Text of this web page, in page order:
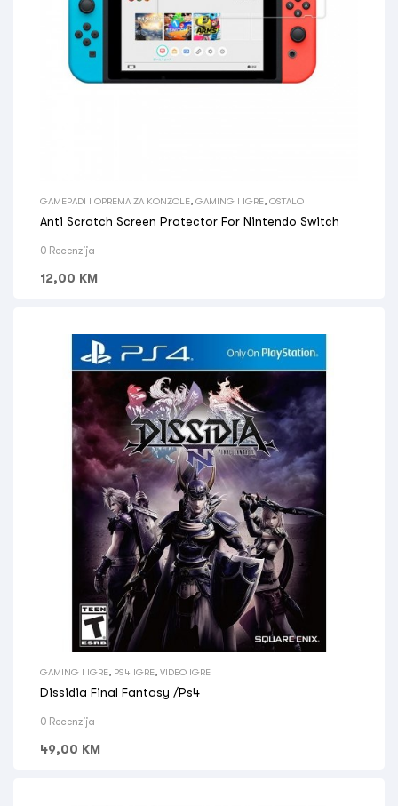
GAMEPADI I OPREMA ZA KONZOLE GAMING I IGRE OSTALO
Anti Scratch Screen Protector For Nintendo Switch
0 Recenzija
12,00 KM
GAMING I IGRE PS4 IGRE VIDEO IGRE
Dissidia Final Fantasy /Ps4
0 Recenzija
49,00 KM